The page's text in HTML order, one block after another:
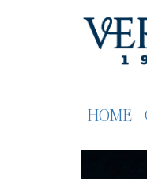
HOME